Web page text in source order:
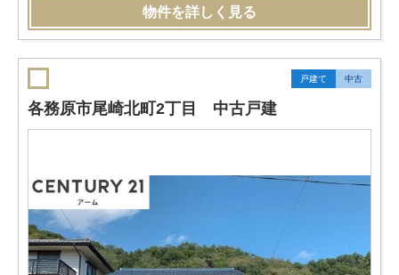
物件を詳しく見る
戸建て 中古
各務原市尾崎北町2丁目 中古戸建